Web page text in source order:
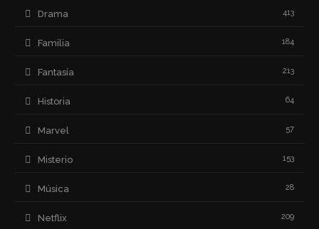
Drama 413
Familia 184
Fantasía 213
Historia 64
Marvel 57
Misterio 153
Música 28
Netflix 209